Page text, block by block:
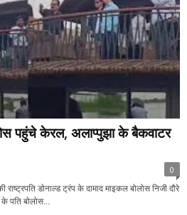
पहुंचे केरल, अलाप्पुझा के बैकवाटर
0
राष्ट्रपति डोनाल्ड ट्रंप के दामाद माइकल बोलोस निजी दौरे
पति बोलोस...